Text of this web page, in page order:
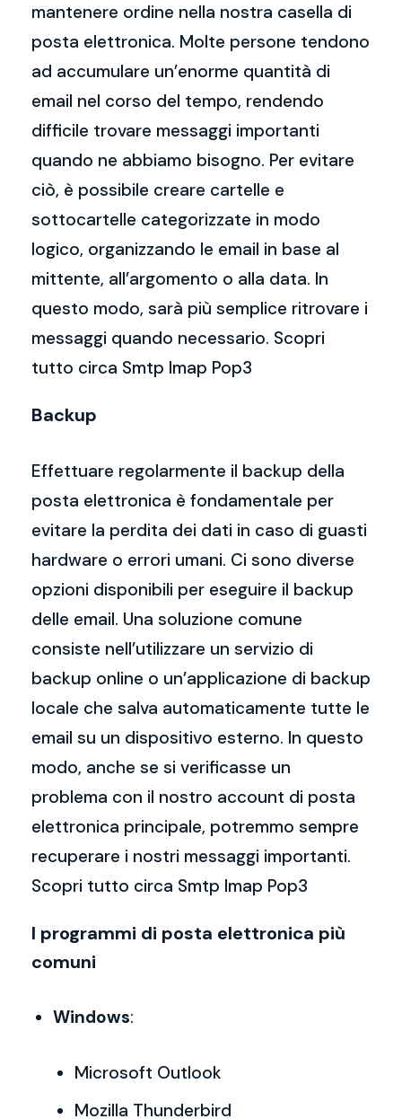
mantenere ordine nella nostra casella di
posta elettronica. Molte persone tendono
ad accumulare un’enorme quantità di
email nel corso del tempo, rendendo
difficile trovare messaggi importanti
quando ne abbiamo bisogno. Per evitare
ciò, è possibile creare cartelle e
sottocartelle categorizzate in modo
logico, organizzando le email in base al
mittente, all’argomento o alla data. In
questo modo, sarà più semplice ritrovare i
messaggi quando necessario. Scopri
tutto circa Smtp Imap Pop3
Backup
Effettuare regolarmente il backup della
posta elettronica è fondamentale per
evitare la perdita dei dati in caso di guasti
hardware o errori umani. Ci sono diverse
opzioni disponibili per eseguire il backup
delle email. Una soluzione comune
consiste nell’utilizzare un servizio di
backup online o un’applicazione di backup
locale che salva automaticamente tutte le
email su un dispositivo esterno. In questo
modo, anche se si verificasse un
problema con il nostro account di posta
elettronica principale, potremmo sempre
recuperare i nostri messaggi importanti.
Scopri tutto circa Smtp Imap Pop3
I programmi di posta elettronica più
comuni
Windows:
Microsoft Outlook
Mozilla Thunderbird